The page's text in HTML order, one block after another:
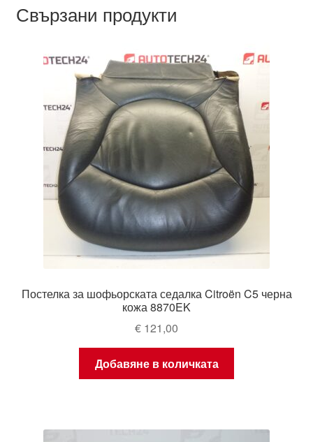
Свързани продукти
Постелка за шофьорската седалка Citroën C5 черна
кожа 8870EK
€ 121,00
Добавяне в количката